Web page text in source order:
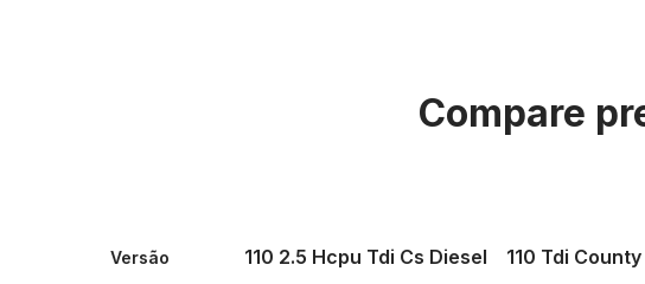
Compare
Versão 110 2.5 Hcpu Tdi Cs Diesel 110 Tdi